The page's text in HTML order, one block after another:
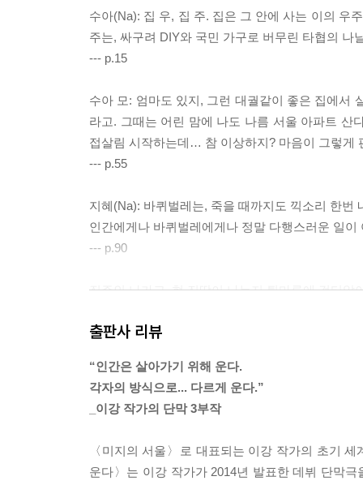
수아(Na): 집 우, 집 주. 집은 그 안에 사는 이의 우
주는, 싸구려 DIY와 국민 가구로 버무린 타협의
--- p.15
수아 모: 엄마도 있지, 그런 대궐같이 좋은 집에서
라고. 그때는 어린 맘에 나도 나름 서울 아파트 산
접살림 시작하는데… 참 이상하지? 마음이 그렇게
--- p.55
지혜(Na): 바퀴벌레는, 죽을 때까지도 끽소리 한번
인간에게나 바퀴벌레에게나 정말 다행스러운 일이
--- p.90
집주인 나가고, 현 진땀이 나는지 툇마루에 걸터앉
일부러 덜 잠근 듯 물이 졸졸 흐르는 수도꼭지와 활
자신의 발밑을 내려다보면, 파랑의 오래된 운동화
괜히 기분이 이상해지는지, 툇마루에서 벌떡 일어
몇 걸음 물러서서 불 꺼진 파랑의 집 안을 생경하게
소장: (불 옮겨붙여 주며) 그래, 촛불이야. 인류는
출판사 리뷰
“인간은 살아가기 위해 운다.
각자의 방식으로... 다르게 운다.”
_이강 작가의 단막 3부작
〈미지의 서울〉로 대표되는 이강 작가의 초기
운다〉는 이강 작가가 2014년 발표한 데뷔 단막